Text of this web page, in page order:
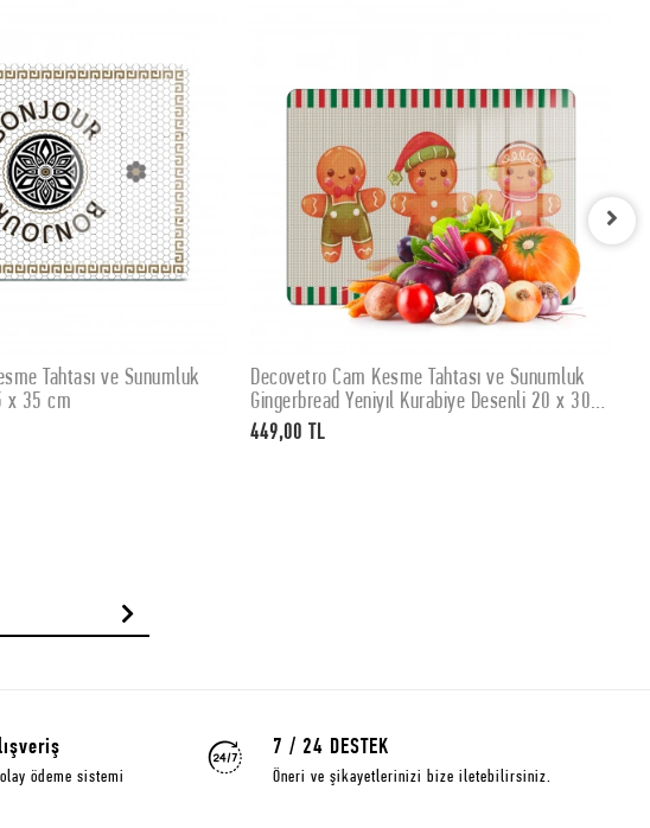
SEPETE EKLE
Tahtası ve Sunumluk
x 35 cm
SEPETE EKLE
Decovetro Cam Kesme Tahtası ve Sunumluk
Gingerbread Yeniyıl Kurabiye Desenli 20 x 30
cm
449,00 TL
ödeme sistemi
7 / 24 DESTEK
Öneri ve şikayetlerinizi bize iletebilirsiniz.